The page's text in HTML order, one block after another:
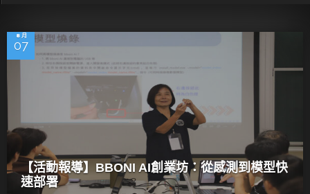
8 月
07
【活動報導】BBONI AI創業坊：從感測到模型快
速部署